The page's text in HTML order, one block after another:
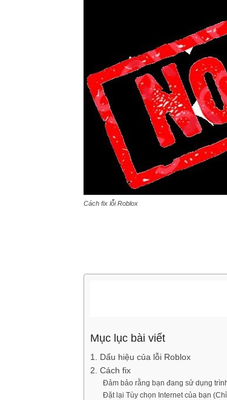
Cách fix lỗi Roblox
Mục lục bài viết
1. Dấu hiệu của lỗi Roblox
2. Cách fix
Đảm bảo rằng bạn đang sử dụng
Đặt lại Tùy chọn Internet của bạn